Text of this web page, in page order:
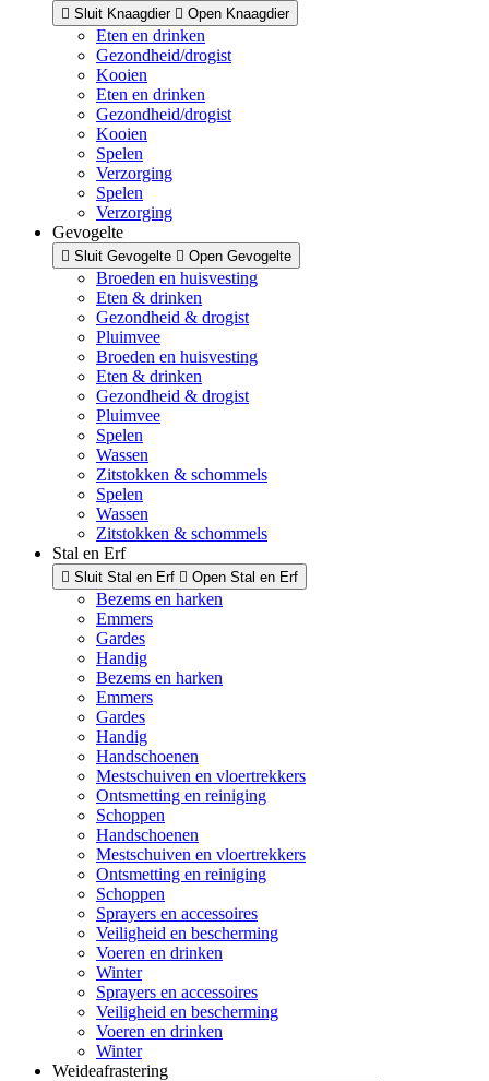
Sluit Knaagdier Open Knaagdier
Eten en drinken
Gezondheid/drogist
Kooien
Eten en drinken
Gezondheid/drogist
Kooien
Spelen
Verzorging
Spelen
Verzorging
Gevogelte
Sluit Gevogelte Open Gevogelte
Broeden en huisvesting
Eten & drinken
Gezondheid & drogist
Pluimvee
Broeden en huisvesting
Eten & drinken
Gezondheid & drogist
Pluimvee
Spelen
Wassen
Zitstokken & schommels
Spelen
Wassen
Zitstokken & schommels
Stal en Erf
Sluit Stal en Erf Open Stal en Erf
Bezems en harken
Emmers
Gardes
Handig
Bezems en harken
Emmers
Gardes
Handig
Handschoenen
Mestschuiven en vloertrekkers
Ontsmetting en reiniging
Schoppen
Handschoenen
Mestschuiven en vloertrekkers
Ontsmetting en reiniging
Schoppen
Sprayers en accessoires
Veiligheid en bescherming
Voeren en drinken
Winter
Sprayers en accessoires
Veiligheid en bescherming
Voeren en drinken
Winter
Weideafrastering